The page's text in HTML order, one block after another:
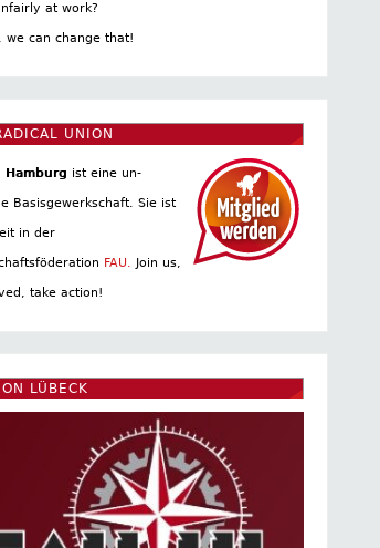
at work?
we can change that!
UNION
Hamburg ist eine un­
Basis­gewerkschaft. Sie ist
in der
FAU. Join us,
take action!
LÜBECK